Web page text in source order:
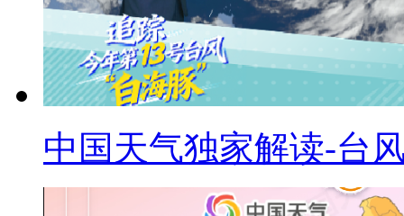
中国天气独家解读-台